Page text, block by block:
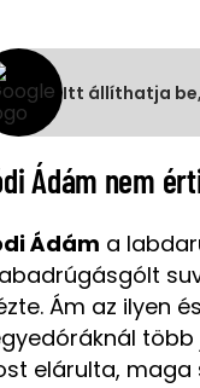
Itt állíthatja be,
Ádám nem
Ádám a
Ám az ilyen
elárulta, maga